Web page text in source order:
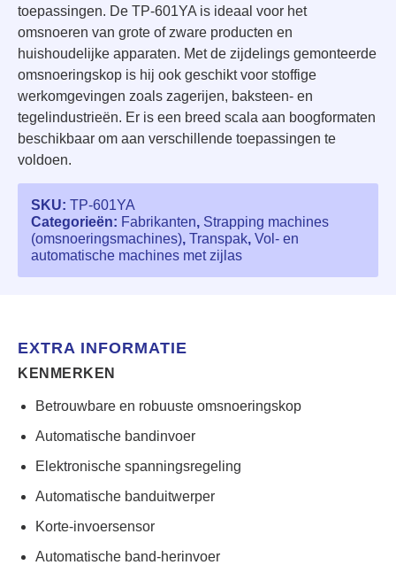
toepassingen. De TP-601YA is ideaal voor het
omsnoeren van grote of zware producten en
huishoudelijke apparaten. Met de zijdelings gemonteerde
omsnoeringskop is hij ook geschikt voor stoffige
werkomgevingen zoals zagerijen, baksteen- en
tegelindustrieën. Er is een breed scala aan boogformaten
beschikbaar om aan verschillende toepassingen te
voldoen.
SKU: TP-601YA
Categorieën: Fabrikanten, Strapping machines
(omsnoeringsmachines), Transpak, Vol- en
automatische machines met zijlas
EXTRA INFORMATIE
KENMERKEN
Betrouwbare en robuuste omsnoeringskop
Automatische bandinvoer
Elektronische spanningsregeling
Automatische banduitwerper
Korte-invoersensor
Automatische band-herinvoer